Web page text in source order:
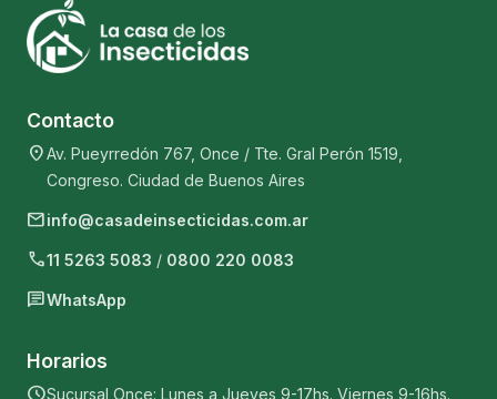
Contacto
location_onAv. Pueyrredón 767, Once / Tte. Gral Perón 1519,
Congreso. Ciudad de Buenos Aires
mailinfo@casadeinsecticidas.com.ar
phone11 5263 5083 / 0800 220 0083
chatWhatsApp
Horarios
scheduleSucursal Once: Lunes a Jueves 9-17hs. Viernes 9-16hs.